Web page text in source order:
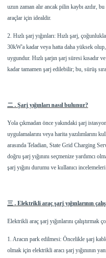
uzun zaman alır ancak pilin kaybı azdır,
araçlar için idealdir.
2. Hızlı şarj yığınları: Hızlı şarj,
30kW'a kadar veya hatta daha yüksek
uygundur. Hızlı şarjın şarj süresi kısadır
kadar tamamen şarj edilebilir; bu, sürüş
二 . Şarj yığınları nasıl bulunur?
Yola çıkmadan önce yakındaki şarj
uygulamalarını veya harita yazılımlarını
arasında Teladian, State Grid Charging
doğru şarj yığınını seçmenize yardımcı
şarj yığını durumu ve kullanıcı
三 . Elektrikli araç şarj yığınlarının
Elektrikli araç şarj yığınlarını çalıştırmak
1. Aracın park edilmesi: Öncelikle şarj
olmak için elektrikli aracı şarj yığınının